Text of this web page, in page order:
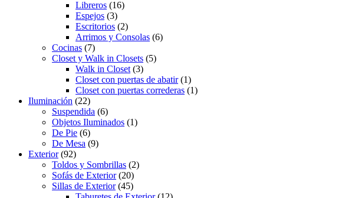
Libreros (16)
Espejos (3)
Escritorios (2)
Arrimos y Consolas (6)
Cocinas (7)
Closet y Walk in Closets (5)
Walk in Closet (3)
Closet con puertas de abatir(1)
Closet con puertas correderas (1)
Iluminación (22)
Suspendida (6)
Objetos Iluminados (1)
De Pie (6)
De Mesa (9)
Exterior(92)
Toldos y Sombrillas (2)
Sofás de Exterior(20)
Sillas de Exterior(45)